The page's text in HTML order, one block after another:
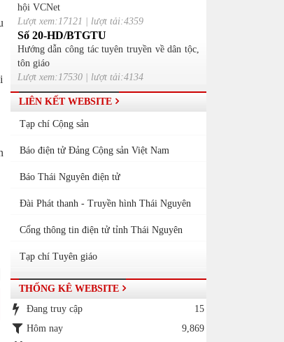
hội VCNet
Lượt xem:17121 | lượt tải:4359
Số 20-HD/BTGTU
Hướng dẫn công tác tuyên truyền về dân tộc,
tôn giáo
Lượt xem:17530 | lượt tải:4134
LIÊN KẾT WEBSITE
Tạp chí Cộng sản
Báo điện tử Đảng Cộng sản Việt Nam
Báo Thái Nguyên điện tử
Đài Phát thanh - Truyền hình Thái Nguyên
Cổng thông tin điện tử tỉnh Thái Nguyên
Tạp chí Tuyên giáo
THỐNG KÊ WEBSITE
Đang truy cập
15
Hôm nay
9,869